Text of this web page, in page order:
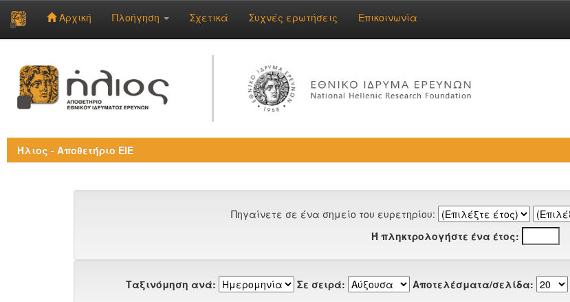
navigation
Αρχική Πλοήγηση Σχετικά Συχνές ερωτήσεις Επικοινωνία
Ήλιος - Αποθετήριο ΕΙΕ
Πηγαίνετε σε ένα σημείο του ευρετηρίου:
Ή πληκτρολογήστε ένα έτος:
Ταξινόμηση ανά: Σε σειρά: Αποτελέσματα/σελίδα: